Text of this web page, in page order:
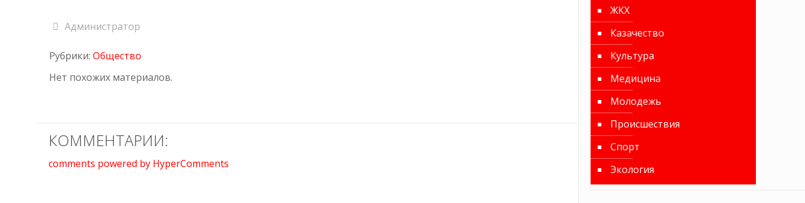
Администратор
Рубрики: Общество
Нет похожих материалов.
КОММЕНТАРИИ:
comments powered by HyperComments
ЖКХ
Казачество
Культура
Медицина
Молодежь
Происшествия
Спорт
Экология